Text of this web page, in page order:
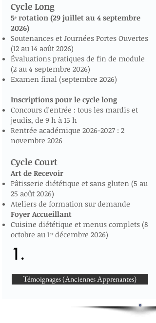
Cycle Long
5ᵉ rotation (29 juillet au 4 septembre
2026)
Soutenances et Journées Portes Ouvertes
(12 au 14 août 2026)
Évaluations pratiques de fin de module
(2 au 4 septembre 2026)
Examen final (septembre 2026)
Inscriptions pour le cycle long
Concours d'entrée : tous les mardis et
jeudis, de 9 h à 15 h
Rentrée académique 2026-2027: 2
novembre 2026
Cycle Court
Art de Recevoir
Pâtisserie diététique et sans gluten (5 au
25 août 2026)
Ateliers de formation sur demande
Foyer Accueillant
Cuisine diététique et menus complets (8
octobre au 1ᵉʳ décembre 2026)
1.
Témoignages (Anciennes Apprenantes)